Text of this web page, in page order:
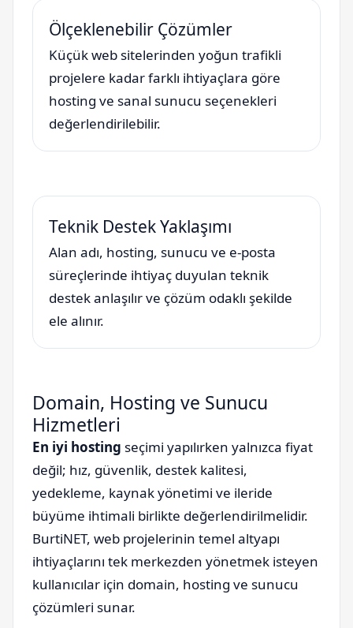
Ölçeklenebilir Çözümler
Küçük web sitelerinden yoğun trafikli
projelere kadar farklı ihtiyaçlara göre
hosting ve sanal sunucu seçenekleri
değerlendirilebilir.
Teknik Destek Yaklaşımı
Alan adı, hosting, sunucu ve e-posta
süreçlerinde ihtiyaç duyulan teknik
destek anlaşılır ve çözüm odaklı şekilde
ele alınır.
Domain, Hosting ve Sunucu
Hizmetleri
En iyi hosting seçimi yapılırken yalnızca fiyat
değil; hız, güvenlik, destek kalitesi,
yedekleme, kaynak yönetimi ve ileride
büyüme ihtimali birlikte değerlendirilmelidir.
BurtiNET, web projelerinin temel altyapı
ihtiyaçlarını tek merkezden yönetmek isteyen
kullanıcılar için domain, hosting ve sunucu
çözümleri sunar.